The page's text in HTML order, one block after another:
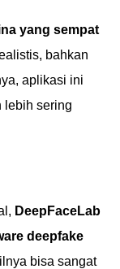
yang sempat
bahkan
aplikasi ini
lebih sering
DeepFaceLab
deepfake
bisa sangat